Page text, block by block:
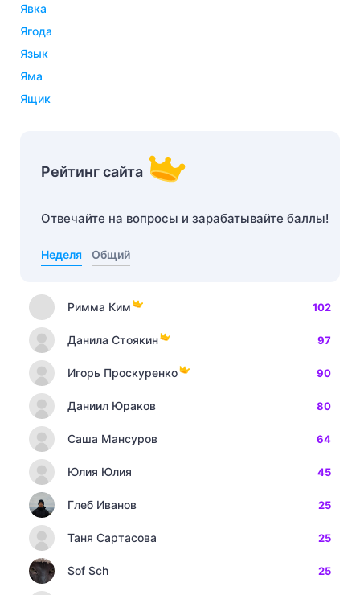
явка
ягода
язык
яма
ящик
Рейтинг сайта
Отвечайте на вопросы и зарабатывайте баллы!
Неделя Общий
Римма Ким 102
Данила Стоякин 97
Игорь Проскуренко 90
Даниил Юраков 80
Саша Мансуров 64
Юлия Юлия 45
Глеб Иванов 25
Таня Сартасова 25
Sof Sch 25